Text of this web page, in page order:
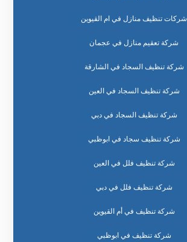
شركات تنظيف منازل في ام القيوين
شركة تعقيم منازل في عجمان
شركة تنظيف السجاد في الشارقة
شركة تنظيف السجاد في العين
شركة تنظيف السجاد في دبي
شركة تنظيف سجاد في ابوظبي
شركة تنظيف فلل في العين
شركة تنظيف فلل في دبي
شركة تنظيف في أم القيوين
شركة تنظيف في ابوظبي